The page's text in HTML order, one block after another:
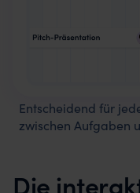
Entscheidend für
zwischen Aufgaben
Die